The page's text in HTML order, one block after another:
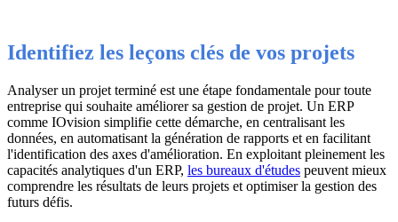
Identifiez les leçons clés de vos projets
Analyser un projet terminé est une étape fondamentale pour toute
entreprise qui souhaite améliorer sa gestion de projet. Un ERP
comme IOvision simplifie cette démarche, en centralisant les
données, en automatisant la génération de rapports et en facilitant
l'identification des axes d'amélioration. En exploitant pleinement les
capacités analytiques d'un ERP, les bureaux d'études peuvent mieux
comprendre les résultats de leurs projets et optimiser la gestion des
futurs défis.